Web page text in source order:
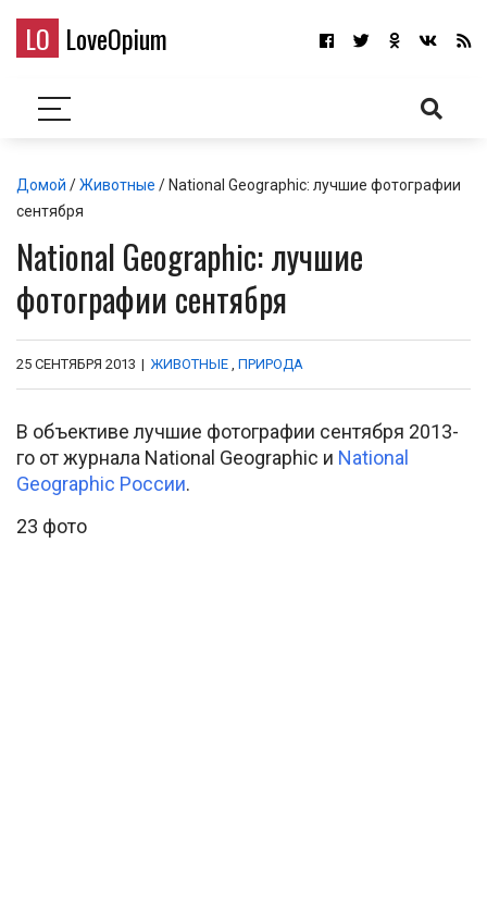
LO LoveOpium
Домой /Животные / National Geographic: лучшие фотографии
сентября
National Geographic: лучшие
фотографии сентября
25 СЕНТЯБРЯ 2013 | ЖИВОТНЫЕ , ПРИРОДА
В объективе лучшие фотографии сентября 2013-
го от журнала National Geographic и National
Geographic России.
23 фото